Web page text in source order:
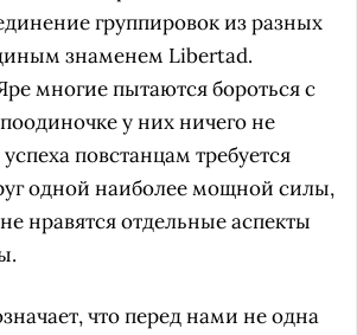
группировок из разных
знаменем Libertad.
многие пытаются бороться с
у них ничего не
повстанцам требуется
одной наиболее мощной силы,
нравятся отдельные аспекты
что перед нами не одна